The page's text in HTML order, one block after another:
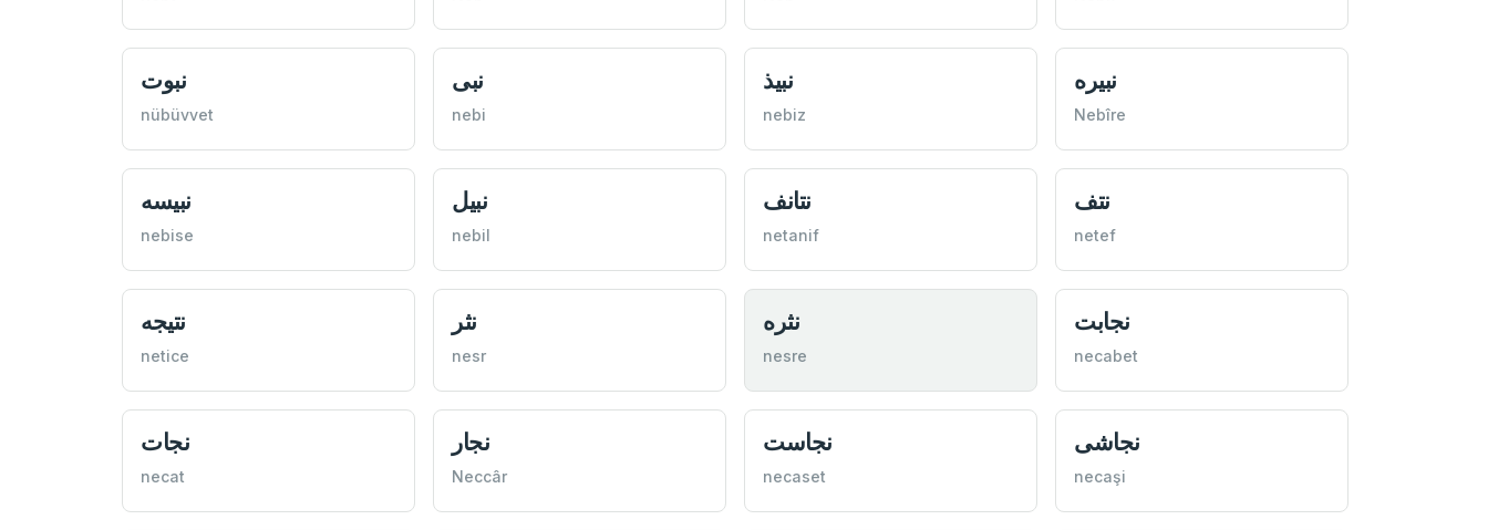
نبوت
nübüvvet
نبی
nebi
نبیذ
nebiz
نبیره
Nebîre
نبیسه
nebise
نبیل
nebil
نتانف
netanif
نتف
netef
نتيجه
netice
نثر
nesr
نثره
nesre
نجابت
necabet
نجات
necat
نجار
Neccâr
نجاست
necaset
نجاشی
necaşi